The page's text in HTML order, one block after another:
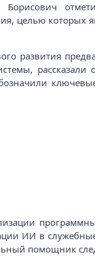
целью которых
развития
рассказали
ИИ в
помощник